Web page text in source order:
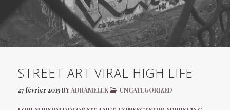
STREET ART VIRAL HIGH LIFE
27 février 2015BYADRAMELEK UNCATEGORIZED